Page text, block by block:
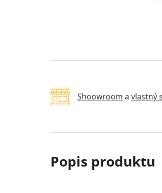
Shoowroom a vlastný